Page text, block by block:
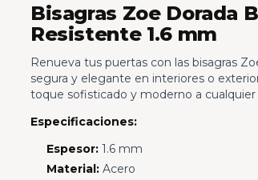
Bisagras Zoe Dorada
Resistente 1.6 mm
Renueva tus puertas con las bisagras
segura y elegante en interiores o
toque sofisticado y moderno a cualquier
Especificaciones:
Espesor:1.6 mm
Material:Acero